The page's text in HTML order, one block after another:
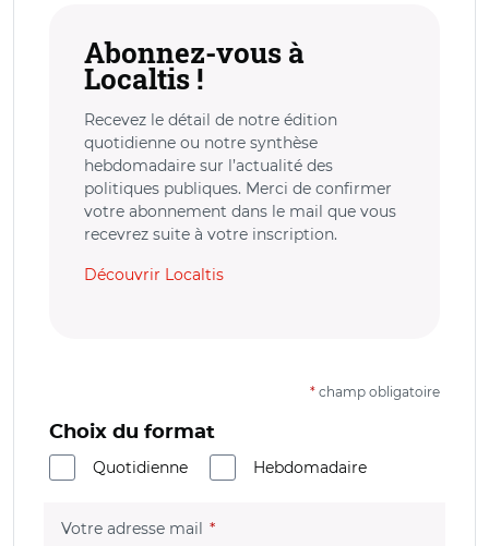
Abonnez-vous à
Localtis !
Recevez le détail de notre édition
quotidienne ou notre synthèse
hebdomadaire sur l’actualité des
politiques publiques. Merci de confirmer
votre abonnement dans le mail que vous
recevrez suite à votre inscription.
Découvrir Localtis
* champ obligatoire
Choix du format
Quotidienne
Hebdomadaire
Votre adresse mail (champ obligatoire)